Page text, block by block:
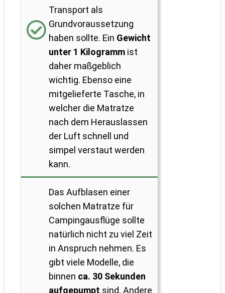
Transport als
Grundvoraussetzung
haben sollte. Ein Gewicht
unter 1 Kilogramm ist
daher maßgeblich
wichtig. Ebenso eine
mitgelieferte Tasche, in
welcher die Matratze
nach dem Herauslassen
der Luft schnell und
simpel verstaut werden
kann.
Das Aufblasen einer
solchen Matratze für
Campingausflüge sollte
natürlich nicht zu viel Zeit
in Anspruch nehmen. Es
gibt viele Modelle, die
binnen ca. 30 Sekunden
aufgepumpt sind. Andere